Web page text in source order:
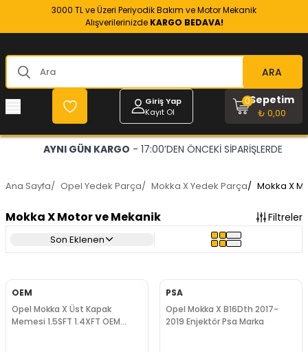
3000 TL ve Üzeri Periyodik Bakım ve Motor Mekanik
Alışverilerinizde KARGO BEDAVA!
ARA
Giriş Yap
Kayıt Ol
Sepetim
₺ 0,00
0
OPEL VE CHEVROLET- RESMİ YEDEK PARÇACINIZ
Ana Sayfa/ Opel Yedek Parça/ Mokka X Yedek Parça/ Mokka X
Mokka X Motor ve Mekanik Filtreler
Son Eklenen
OEM
Opel Mokka X Üst Kapak
Memesi 1.5SFT 1.4XFT OEM
PSA
Opel Mokka X B16Dth 2017-
2019 Enjektör Psa Marka